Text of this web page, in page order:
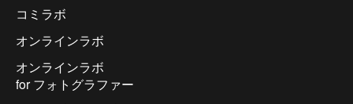
コミラボ
オンラインラボ
オンラインラボ
for フォトグラファー